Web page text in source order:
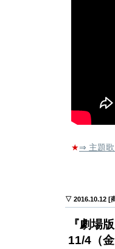
★⇒ 主題歌
▽ 2016.10.12 [
『劇場
11/4（